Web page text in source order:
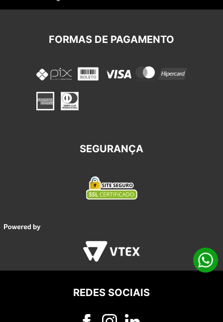
FORMAS DE PAGAMENTO
SEGURANÇA
REDES SOCIAIS